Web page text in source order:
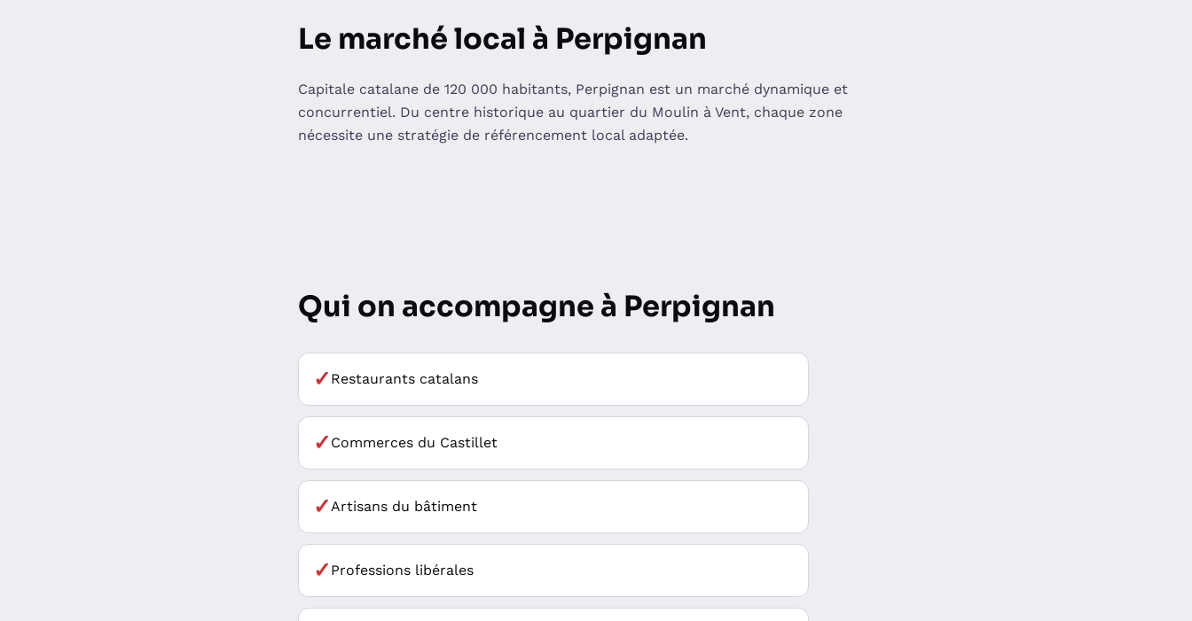
Le marché local à Perpignan
Capitale catalane de 120 000 habitants, Perpignan est un marché dynamique et
concurrentiel. Du centre historique au quartier du Moulin à Vent, chaque zone
nécessite une stratégie de référencement local adaptée.
Qui on accompagne à Perpignan
✓ Restaurants catalans
✓ Commerces du Castillet
✓Artisans du bâtiment
✓ Professions libérales